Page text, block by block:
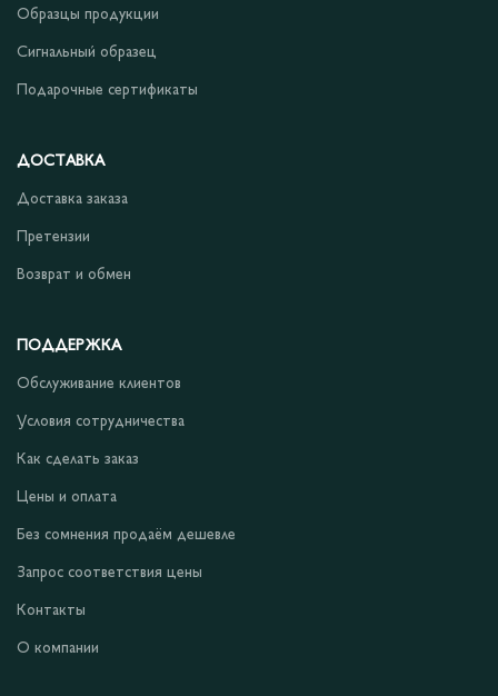
Образцы продукции
Сигнальный образец
Подарочные сертификаты
ДОСТАВКА
Доставка заказа
Претензии
Возврат и обмен
ПОДДЕРЖКА
Обслуживание клиентов
Условия сотрудничества
Как сделать заказ
Цены и оплата
Без сомнения продаём дешевле
Запрос соответствия цены
Контакты
О компании